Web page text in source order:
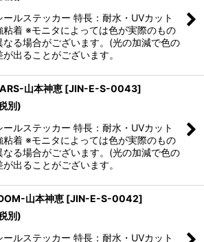
ールステッカー 特長：耐水・UVカット
粘着 ※モニタによっては色が実際のもの
なる場合がございます。(光の加減で色の
出ることがございます。
山本神恵 [JIN-E-S-0043]
別)
ールステッカー 特長：耐水・UVカット
粘着 ※モニタによっては色が実際のもの
なる場合がございます。(光の加減で色の
出ることがございます。
山本神恵 [JIN-E-S-0042]
別)
ールステッカー 特長：耐水・UVカット